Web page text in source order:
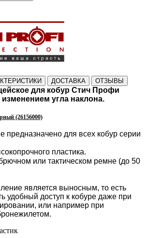
ДОСТАВКА ОТЗЫВЫ
для кобур Стич Профи
угла наклона.
(26156000)
предназначено для всех кобур серии
пластика.
или тактическом ремне (до 50
является выносным, то есть
удобный доступ к кобуре даже при
или например при